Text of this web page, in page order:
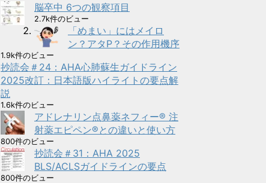
脳卒中 6つの観察項目
2.7k件のビュー
「めまい」にはメイロ
ン？アタP？その作用機序
1.9k件のビュー
抄読会＃24：AHA心肺蘇生ガイドライン
2025改訂：日本語版ハイライトの要点解
説
1.6k件のビュー
アドレナリン点鼻薬ネフィー® 注
射薬エピペン®との違いと使い方
800件のビュー
抄読会＃31：AHA 2025
BLS/ACLSガイドラインの要点
800件のビュー